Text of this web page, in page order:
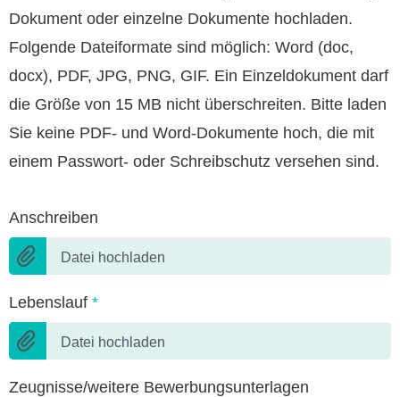
Dokument oder einzelne Dokumente hochladen.
Folgende Dateiformate sind möglich: Word (doc,
docx), PDF, JPG, PNG, GIF. Ein Einzeldokument darf
die Größe von 15 MB nicht überschreiten. Bitte laden
Sie keine PDF- und Word-Dokumente hoch, die mit
einem Passwort- oder Schreibschutz versehen sind.
Anschreiben
Datei hochladen
Lebenslauf *
Datei hochladen
Zeugnisse/weitere Bewerbungsunterlagen